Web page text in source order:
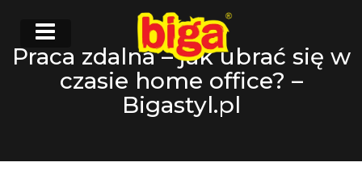
Praca zdalna – jak ubrać się w
czasie home office? –
Bigastyl.pl